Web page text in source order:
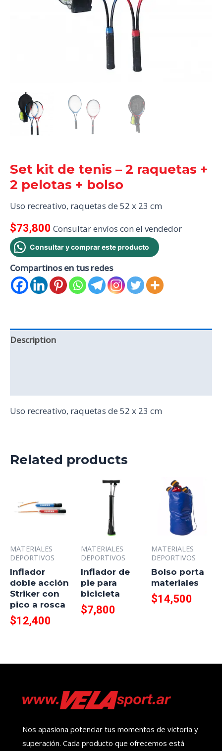
Set kit de tenis – 2 raquetas +
2 pelotas + bolso
Uso recreativo, raquetas de 52 x 23 cm
$73,800 Consultar envíos con el vendedor
Consultar y comprar este producto
Compartinos en tus redes
Description
Uso recreativo, raquetas de 52 x 23 cm
Related products
MATERIALES
DEPORTIVOS
Inflador
doble acción
Striker con
pico a rosca
$12,400
MATERIALES
DEPORTIVOS
Inflador de
pie para
bicicleta
$7,800
MATERIALES
DEPORTIVOS
Bolso porta
materiales
$14,500
Nos apasiona potenciar tus momentos de victoria y
superación. Cada producto que ofrecemos está